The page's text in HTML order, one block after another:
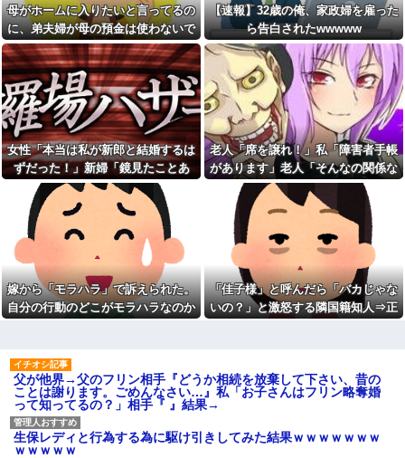
対に上がらない」という約束を
したが、早速破って2Fに上が...
【後編】我が家で集まりがあ
った後に子供の新品クロックス
が消えた。犯人のママがカバン
に入れるのを見た人もいるのに
相手旦那が「証拠は？」と認め
ない…...
高校の時本当に周囲と合わな
くて上手くやれなかった。→飲
み会で偶然同じ高校の人と出会
った
ドラッグストア勤務中。カー
ド払いの商品を現金で返金して
ほしいと言い張る女性客。断っ
ても引き下がらず、その後まさ
かの展開に…
亡き母からの借金を半分しか
返していない叔父がさらに金を
貸してほしいと訪ねてきた。完
済するまで貸せないと断ると…
友達の家に遊びに行ったらア
ルバムに私の写真が飾ってあっ
終わった瞬間に、後ろに並んで
いた外国人風の女がこちらに荷
物をばらまきやがった。俺（う
っぜぇ。引き落としキャンセル...
女芸人の吉住さん（36）メイ
クしたら普通に美人の部類だっ
たと判明ｗｗｗｗｗｗｗｗｗ
(一体誰だよ?!)→夜、友人と飲ん
でいたらピンポーン→結果
スープカレー流行期にジャガ
イモ煮崩れでドロドロの「大惨
事カレー」を錬成してしまった
私、怒る母「こんなのスープカ
レーじゃない！」→私「作り直
す？」→母「捨てるの禁止！」
という逃げ場ゼロで理不尽すぎ
た
なんなのよ！！！すごいわ掃
除！！！！
職場で電話を取った新入社員
の女子がヒワイなことを言われ
てショックを受けたことがあっ
【ネット史】「鏡の中のアク
トレス事件」夫は正しかったの
に、なぜ喧嘩は終わらなかった
のか
【旦那の反応がコレ】夫の女
友達との闇交際が発覚？！その
恐ろしい内容が…ｗｗｗｗ
クソ男「専業主婦は昼間寝て
られていいよなぁ。俺なんか忙
しくて寝る暇ねーもん。どうせ
いてよ」
母がホームに入りたいと言ってるの
に、弟夫婦が母の預金は使わないで
と言ってきた。我が弟ながら情けな
くて溜息が出る
【速報】32歳の俺、家政婦を雇った
ら告白されたwwwww
女性「本当は私が新郎と結婚するは
ずだった！」新婦「鏡見たことあ
る？」→披露宴が一瞬で騒然となっ
老人「席を譲れ！」私「障害者手帳
があります」老人「そんなの関係な
い！」→暴言を浴びせられた直後、
周囲が動き出して…
嫁から「モラハラ」で訴えられた。
自分の行動のどこがモラハラなのか
「佳子様」と呼んだら「バカじゃな
いの？」と激怒する隣国籍知人⇒正
父が他界→父のフリン相手『どうか相続を放棄して下さい、昔の
ことは謝ります。ごめんなさい…』私「お子さんはフリン略奪婚
って知ってるの？」相手『 』結果→
生保レディと行為する為に駆け引きしてみた結果ｗｗｗｗｗｗｗ
ｗｗｗｗｗ